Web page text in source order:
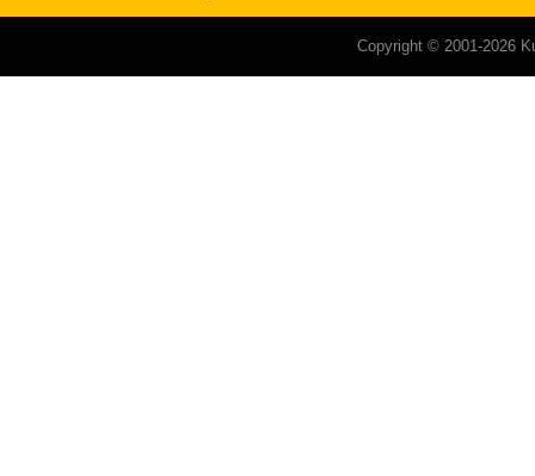
Copyright © 2001-2026